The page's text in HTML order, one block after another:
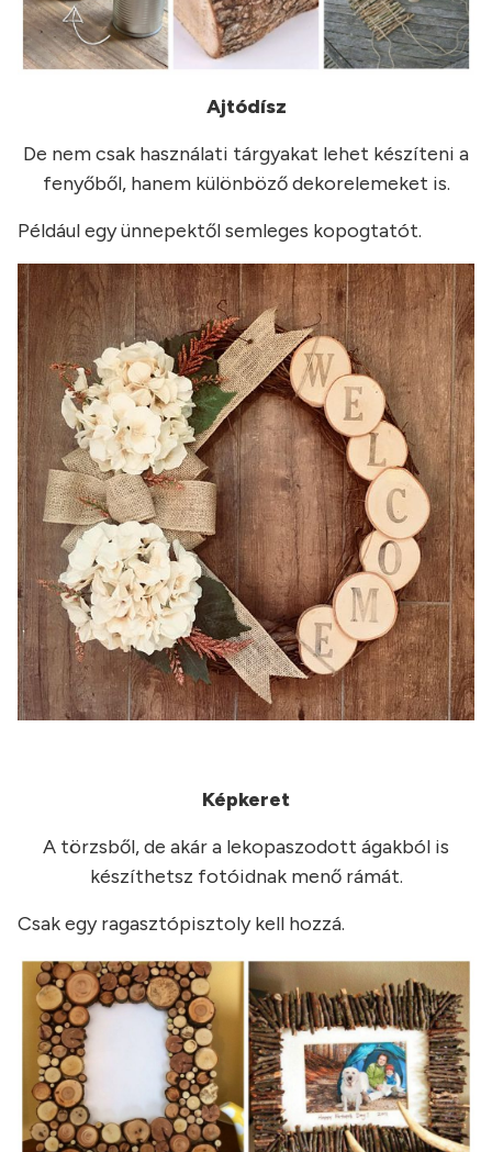
Ajtódísz
De nem csak használati tárgyakat lehet készíteni a
fenyőből, hanem különböző dekorelemeket is.
Például egy ünnepektől semleges kopogtatót.
Képkeret
A törzsből, de akár a lekopaszodott ágakból is
készíthetsz fotóidnak menő rámát.
Csak egy ragasztópisztoly kell hozzá.